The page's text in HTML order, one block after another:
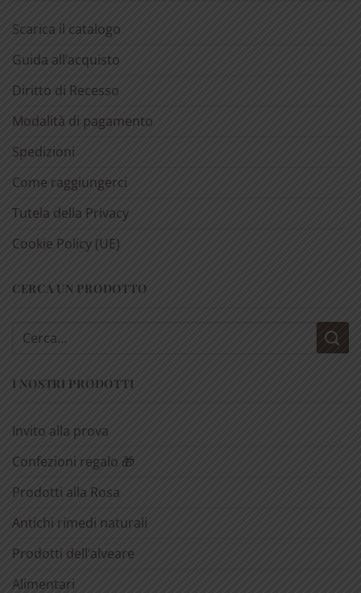
Scarica il catalogo
Guida all’acquisto
Diritto di Recesso
Modalità di pagamento
Spedizioni
Come raggiungerci
Tutela della Privacy
Cookie Policy (UE)
CERCA UN PRODOTTO
Cerca:
I NOSTRI PRODOTTI
Invito alla prova
Confezioni regalo 🎁
Prodotti alla Rosa
Antichi rimedi naturali
Prodotti dell’alveare
Alimentari